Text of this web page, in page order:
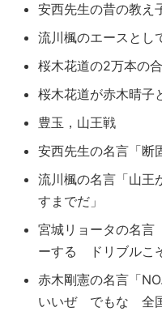
安西先生の昔の教え
流川楓のエースとし
桜木花道の2万本の
桜木花道が赤木晴子
豊玉，山王戦
安西先生の名言「断
流川楓の名言「山
すまでだ」
宮城リョータの名
ーする ドリブルこ
赤木剛憲の名言「
いいぜ でもな 全国